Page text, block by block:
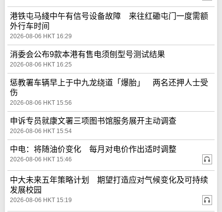
港铁屯马綫中午有信号设备故障 来往红磡屯门一度需额
外行车时间
2026-08-06 HKT 16:29
消委会公布9款本港有售电须刨型号测试结果
2026-08-06 HKT 16:25
惩教署车辆早上于中九龙绕道「爆胎」 两名还押人士受
伤
2026-08-06 HKT 15:56
申诉专员就康文署三项图书馆服务展开主动调查
2026-08-06 HKT 15:54
中电：将随油价变化 每月对电价作出适时调整
2026-08-06 HKT 15:46
中大未来五年策略计划 期望打造应对气候变化及可持续
发展校园
2026-08-06 HKT 15:19